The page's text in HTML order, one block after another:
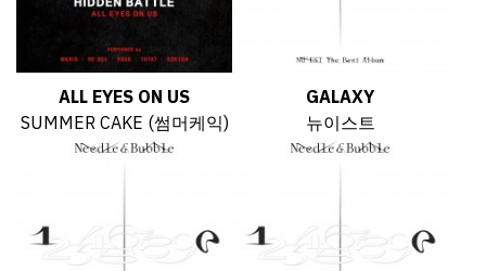
ALL EYES ON US
SUMMER CAKE (썸머케익)
GALAXY
뉴이스트